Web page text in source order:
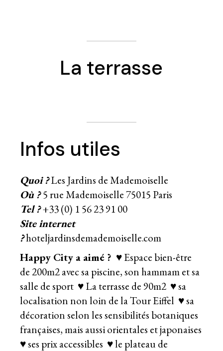
La terrasse
Infos utiles
Quoi ?Les Jardins de Mademoiselle
Où ?5 rueMademoiselle75015 Paris
Tel ?+33 (0) 1 56 23 91 00
Site internet
?hoteljardinsdemademoiselle.com
Happy City a aimé ? ♥ Espace bien-être
de 200m2 avec sa piscine, son hammam et sa
salle de sport ♥ La terrasse de 90m2 ♥ sa
localisation non loin de la Tour Eiffel ♥ sa
décoration selon les sensibilités botaniques
françaises, mais aussi orientales et japonaises
♥ ses prix accessibles ♥ le plateau de